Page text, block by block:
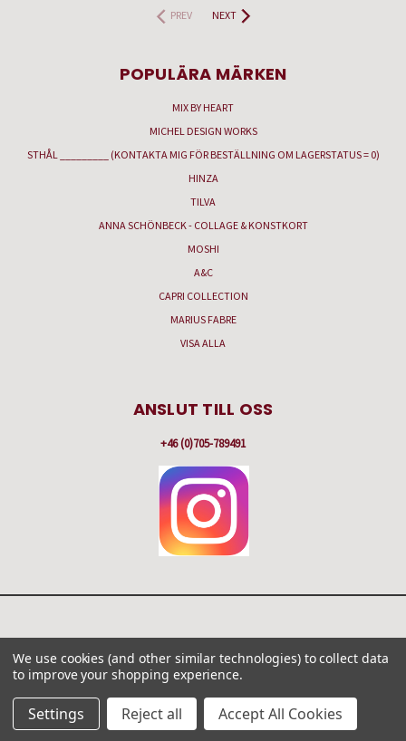
PREV
NEXT
POPULÄRA MÄRKEN
MIX BY HEART
MICHEL DESIGN WORKS
STHÅL _________ (KONTAKTA MIG FÖR BESTÄLLNING OM LAGERSTATUS = 0)
HINZA
TILVA
ANNA SCHÖNBECK - COLLAGE & KONSTKORT
MOSHI
A&C
CAPRI COLLECTION
MARIUS FABRE
VISA ALLA
ANSLUT TILL OSS
+46 (0)705-789491
HAMNBERGSVÄGEN 57 C, BOX 251, 475 51 KÄLLÖ-KNIPPLA
+46 (0)705-789491
© 2026 Gilla Antikt & Nytt
We use cookies (and other similar technologies) to collect data
to improve your shopping experience.
Settings Reject all Accept All Cookies